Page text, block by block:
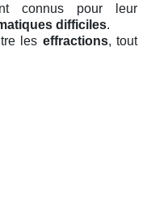
connus pour leur
difficiles.
les effractions, tout